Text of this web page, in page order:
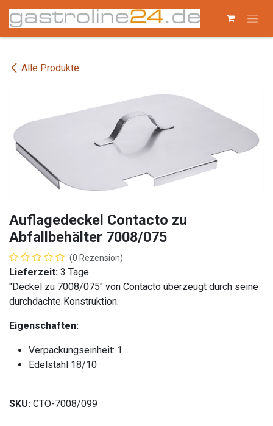
Zum Inhalt springen
Alle Produkte
Auflagedeckel Contacto zu
Abfallbehälter 7008/075
(0 Rezension)
Lieferzeit: 3 Tage
"Deckel zu 7008/075" von Contacto überzeugt durch seine
durchdachte Konstruktion.
Eigenschaften:
Verpackungseinheit: 1
Edelstahl 18/10
SKU: CTO-7008/099